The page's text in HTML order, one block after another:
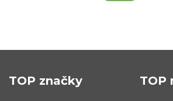
TOP značky TOP